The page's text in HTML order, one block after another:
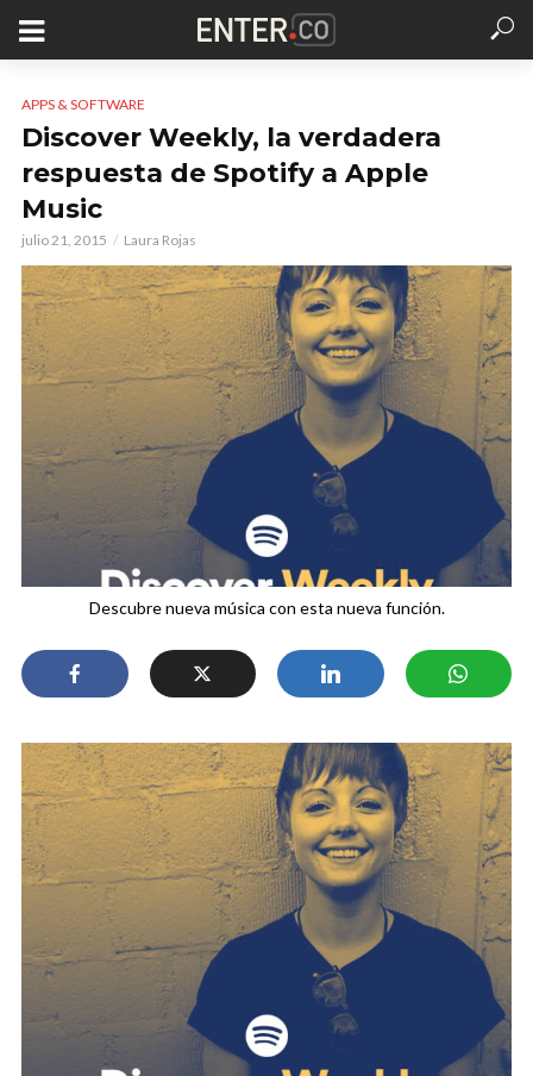
APPS & SOFTWARE
Discover Weekly, la verdadera
respuesta de Spotify a Apple
Music
julio 21, 2015 Laura Rojas
Descubre nueva música con esta nueva función.